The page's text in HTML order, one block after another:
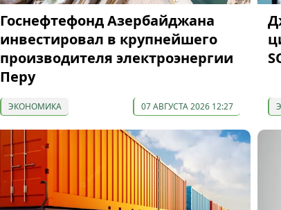
Госнефтефонд Азербайджана
инвестировал в крупнейшего
производителя электроэнергии
Перу
ЭКОНОМИКА 07 АВГУСТА 2026 12:27